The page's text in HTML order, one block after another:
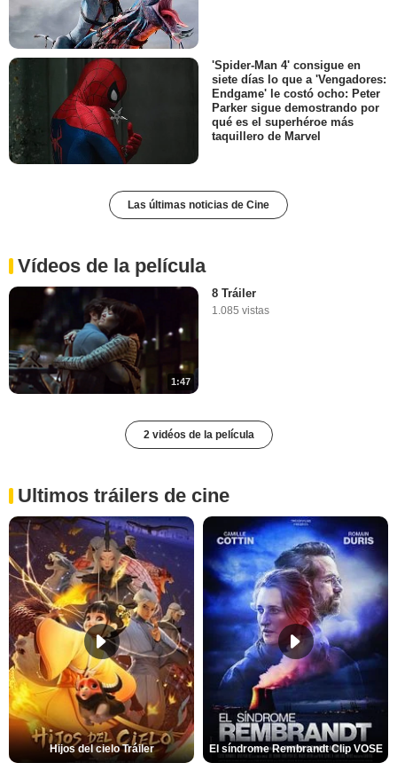
'Spider-Man 4' consigue en
siete días lo que a 'Vengadores:
Endgame' le costó ocho: Peter
Parker sigue demostrando por
qué es el superhéroe más
taquillero de Marvel
Las últimas noticias de Cine
Vídeos de la película
1:47
8 Tráiler
1.085 vistas
2 vidéos de la película
Ultimos tráilers de cine
Hijos del cielo Tráiler El síndrome Rembrandt Clip VOSE